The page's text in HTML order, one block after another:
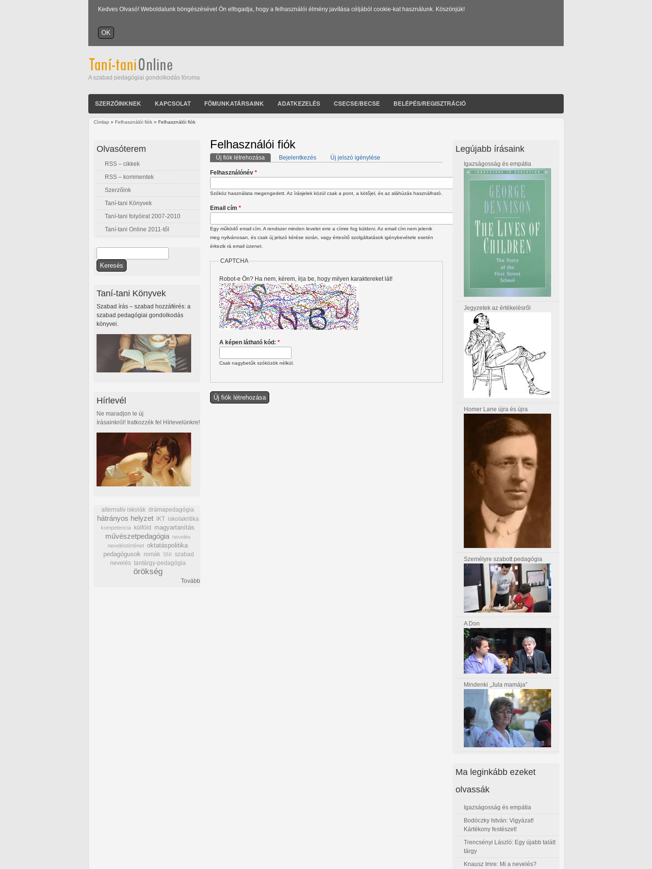
Kedves Olvasó! Weboldalunk böngészésével Ön elfogadja, hogy a felhasználói élmény javítása céljából cookie-kat használunk. Köszönjük!
A szabad pedagógiai gondolkodás fóruma
SZERZŐINKNEK KAPCSOLAT FŐMUNKATÁRSAINK ADATKEZELÉS CSECSE/BECSE BELÉPÉS/REGISZTRÁCIÓ
Címlap » Felhasználói fiók » Felhasználói fiók
Felhasználói fiók
Elsődleges fülek
Új fiók létrehozása (aktív fül)Bejelentkezés Új jelszó igénylése
Felhasználónév *
Szóköz használata megengedett. Az írásjelek közül csak a pont, a kötőjel, és az aláhúzás használható.
Email cím *
Egy működő email cím. A rendszer minden levelet erre a címre fog küldeni. Az email cím nem jelenik
meg nyilvánosan, és csak új jelszó kérése során, vagy értesítő szolgáltatások igénybevétele esetén
érkezik rá email üzenet.
CAPTCHA
Robot-e Ön? Ha nem, kérem, írja be, hogy milyen karaktereket lát!
A képen látható kód:*
Csak nagybetűk szóközök nélkül.
Olvasóterem
RSS – cikkek
RSS – kommentek
Szerzőink
Taní-tani Könyvek
Taní-tani folyóirat 2007-2010
Taní-tani Online 2011-től
Keresés űrlap
Taní-tani Könyvek
Szabad írás – szabad hozzáférés: a
szabad pedagógiai gondolkodás
könyvei.
Hírlevél
Ne maradjon le új
írásainkról! Iratkozzék fel Hírlevelünkre!
alternatív iskolák drámapedagógia
hátrányos helyzet IKT iskolakritika
kompetencia külföld magyartanítás
művészetpedagógia
nevelés
neveléstörténet oktatáspolitika
pedagógusok romák SNI szabad
nevelés tantárgy-pedagógia
örökség
Tovább
Legújabb írásaink
Igazságosság és empátia
Jegyzetek az értékelésről
Homer Lane újra és újra
Személyre szabott pedagógia
A Don
Mindenki „Jula mamája”
Ma leginkább ezeket
olvassák
Igazságosság és empátia
Bodóczky István: Vigyázat!
Kártékony festészet!
Trencsényi László: Egy újabb talált
tárgy
Knausz Imre: Mi a nevelés?